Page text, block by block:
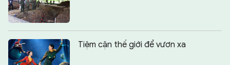
Tiệm cận thế giới để vươn xa